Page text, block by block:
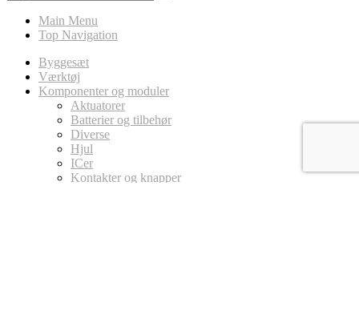
Main Menu
Top Navigation
Byggesæt
Værktøj
Komponenter og moduler
Aktuatorer
Batterier og tilbehør
Diverse
Hjul
ICer
Kontakter og knapper